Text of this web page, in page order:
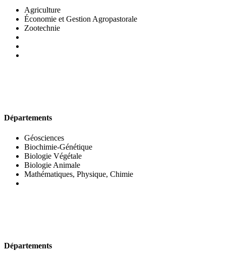
Agriculture
Économie et Gestion Agropastorale
Zootechnie
Départements
Géosciences
Biochimie-Génétique
Biologie Végétale
Biologie Animale
Mathématiques, Physique, Chimie
Départements